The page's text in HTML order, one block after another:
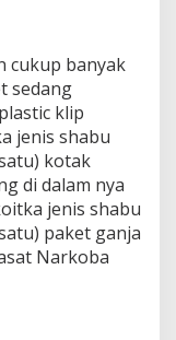
cukup banyak
sedang
klip
jenis shabu
kotak
di dalam nya
jenis shabu
paket ganja
Narkoba